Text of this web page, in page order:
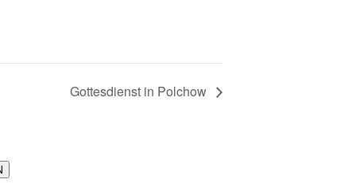
Gottesdienst in Polchow